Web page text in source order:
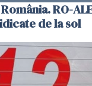
RO-
de la sol